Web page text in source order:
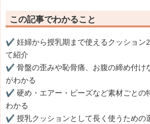
この記事でわかること
✔️ 妊婦から授乳期まで使えるクッション
て紹介
✔️ 骨盤の歪みや恥骨痛、お腹の締め付け
がわかる
✔️ 硬め・エアー・ビーズなど素材ごとの
わかる
✔️ 授乳クッションとして長く使うための